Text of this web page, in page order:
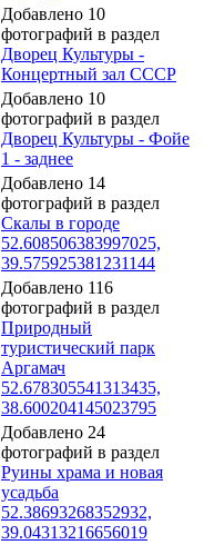
Добавлено 10
фотографий в раздел
Дворец Культуры -
Концертный зал СССР
Добавлено 10
фотографий в раздел
Дворец Культуры - Фойе
1 - заднее
Добавлено 14
фотографий в раздел
Скалы в городе
52.608506383997025,
39.575925381231144
Добавлено 116
фотографий в раздел
Природный
туристический парк
Аргамач
52.678305541313435,
38.600204145023795
Добавлено 24
фотографий в раздел
Руины храма и новая
усадьба
52.38693268352932,
39.04313216656019